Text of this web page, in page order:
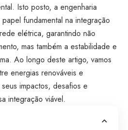
Isto posto, a engenharia
fundamental na integração
elétrica, garantindo não
mas também a estabilidade e
Ao longo deste artigo, vamos
energias renováveis e
impactos, desafios e
integração viável.